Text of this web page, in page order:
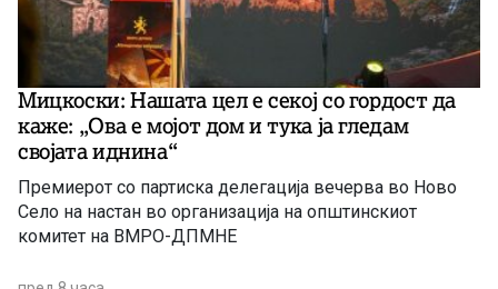
Мицкоски: Нашата цел е секој со гордост да
каже: „Ова е мојот дом и тука ја гледам
својата иднина“
Премиерот со партиска делегација вечерва во Ново
Село на настан во организација на општинскиот
комитет на ВМРО-ДПМНЕ